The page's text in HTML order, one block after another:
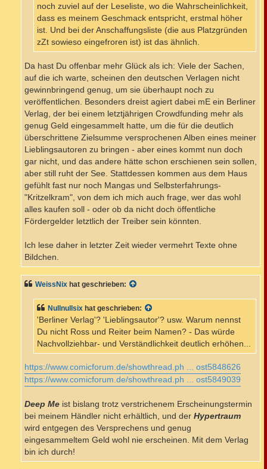
noch zuviel auf der Leseliste, wo die Wahrscheinlichkeit,
dass es meinem Geschmack entspricht, erstmal höher
ist. Und bei der Anschaffungsliste (die aus Platzgründen
zZt sowieso eingefroren ist) ist das ähnlich.
Da hast Du offenbar mehr Glück als ich: Viele der Sachen,
auf die ich warte, scheinen den deutschen Verlagen nicht
gewinnbringend genug, um sie überhaupt noch zu
veröffentlichen. Besonders dreist agiert dabei mE ein Berliner
Verlag, der bei einem letztjährigen Crowdfunding mehr als
genug Geld eingesammelt hatte, um die für die deutlich
überschrittene Zielsumme versprochenen Alben eines meiner
Lieblingsautoren zu bringen - aber eines kommt nun doch
gar nicht, und das andere hätte schon erschienen sein sollen,
aber still ruht der See. Stattdessen kommen aus dem Haus
gefühlt fast nur noch Mangas und Selbsterfahrungs-
"Kritzelkram", von dem ich mich auch frage, wer das wohl
alles kaufen soll - oder ob da nicht doch öffentliche
Fördergelder letztlich der Treiber sein könnten.
Ich lese daher in letzter Zeit wieder vermehrt Texte ohne
Bildchen.
WeissNix hat geschrieben:
Nullnullsix hat geschrieben:
'Berliner Verlag'? 'Lieblingsautor'? usw. Warum nennst
Du nicht Ross und Reiter beim Namen? - Das würde
Nachvollziehbar- und Verständlichkeit deutlich erhöhen...
https://www.comicforum.de/showthread.ph ... ost5848626
https://www.comicforum.de/showthread.ph ... ost5849039
Deep Me ist bislang trotz verstrichenem Erscheinungstermin
bei meinem Händler nicht erhältlich, und der Hypertraum
wird entgegen des Versprechens und genug
eingesammeltem Geld wohl nie erscheinen. Mit dem Verlag
bin ich durch!